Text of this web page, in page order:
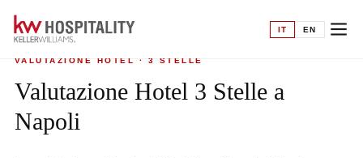
IT EN
Home ›Valutazione hotel
VALUTAZIONE HOTEL · 3 STELLE
Valutazione Hotel 3 Stelle a
Napoli